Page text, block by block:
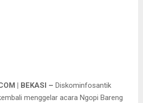
| BEKASI – Diskominfosantik
menggelar acara Ngopi Bareng